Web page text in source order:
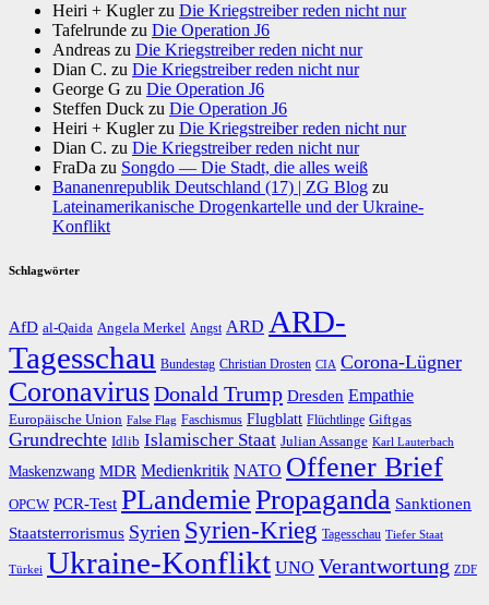
Heiri + Kuglerzu Die Kriegstreiber reden nicht nur
Tafelrunde zu Die Operation J6
Andreas zu Die Kriegstreiber reden nicht nur
Dian C. zu Die Kriegstreiber reden nicht nur
George G zu Die Operation J6
Steffen Duck zu Die Operation J6
Heiri + Kuglerzu Die Kriegstreiber reden nicht nur
Dian C. zu Die Kriegstreiber reden nicht nur
FraDa zu Songdo — Die Stadt, die alles weiß
Bananenrepublik Deutschland (17) | ZG Blog zu
Lateinamerikanische Drogenkartelle und der Ukraine-
Konflikt
Schlagwörter
AfD al-Qaida Angela Merkel Angst ARD ARD-
Tagesschau Bundestag Christian Drosten CIA Corona-Lügner
CoronavirusDonald Trump Dresden Empathie
Europäische Union False Flag Faschismus Flugblatt Flüchtlinge Giftgas
Grundrechte Idlib Islamischer Staat Julian Assange Karl Lauterbach
Maskenzwang MDR Medienkritik NATO Offener Brief
OPCW PCR-Test PLandemiePropaganda Sanktionen
Staatsterrorismus Syrien Syrien-Krieg Tagesschau Tiefer Staat
Türkei Ukraine-Konflikt UNO Verantwortung ZDF